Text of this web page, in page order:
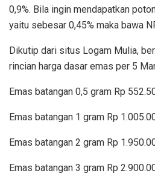
0,9%. Bila ingin mendapatkan
yaitu sebesar 0,45% maka bawa
Dikutip dari situs Logam Mulia,
rincian harga dasar emas per 5
Emas batangan 0,5 gram Rp
Emas batangan 1 gram Rp
Emas batangan 2 gram Rp
Emas batangan 3 gram Rp